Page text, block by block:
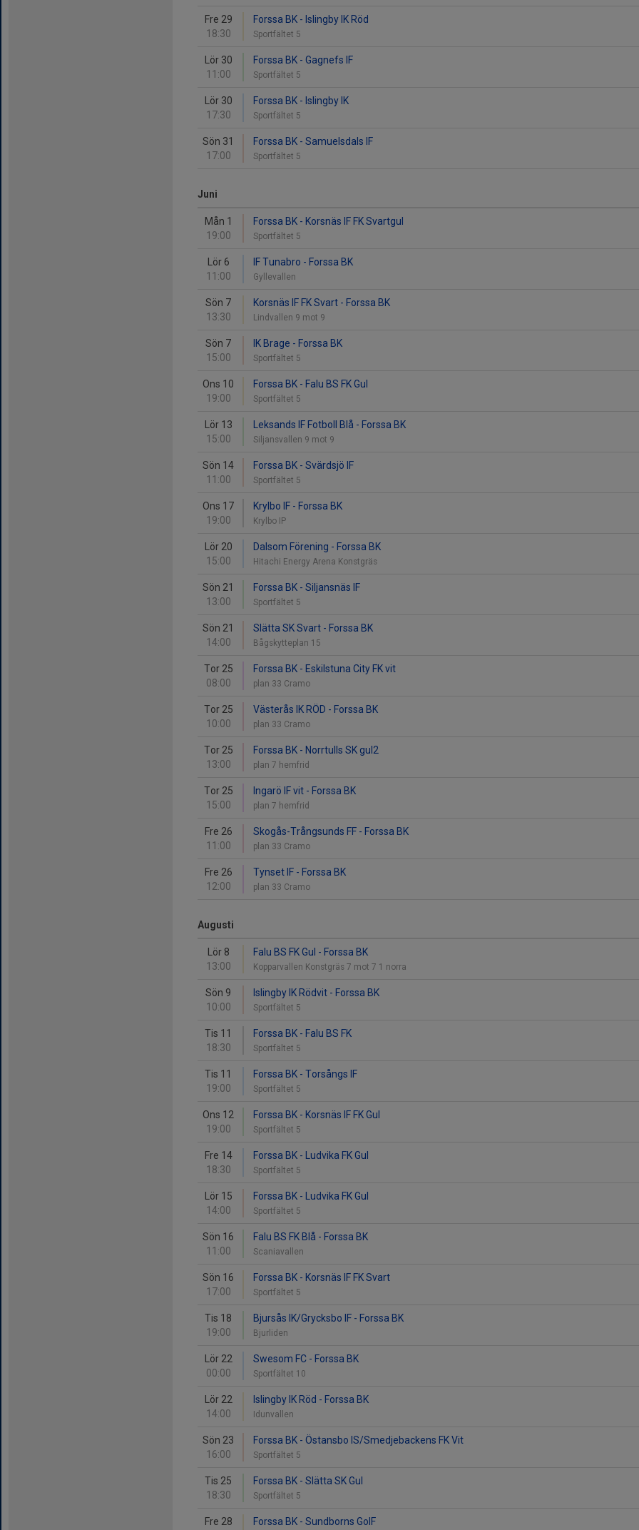
Fre 29
18:30
Forssa BK - Islingby IK Röd
Sportfältet 5
Lör 30
11:00
Forssa BK - Gagnefs IF
Sportfältet 5
Lör 30
17:30
Forssa BK - Islingby IK
Sportfältet 5
Sön 31
17:00
Forssa BK - Samuelsdals IF
Sportfältet 5
Juni
Mån 1
19:00
Forssa BK - Korsnäs IF FK Svartgul
Sportfältet 5
Lör 6
11:00
IF Tunabro - Forssa BK
Gyllevallen
Sön 7
13:30
Korsnäs IF FK Svart - Forssa BK
Lindvallen 9 mot 9
Sön 7
15:00
IK Brage - Forssa BK
Sportfältet 5
Ons 10
19:00
Forssa BK - Falu BS FK Gul
Sportfältet 5
Lör 13
15:00
Leksands IF Fotboll Blå - Forssa BK
Siljansvallen 9 mot 9
Sön 14
11:00
Forssa BK - Svärdsjö IF
Sportfältet 5
Ons 17
19:00
Krylbo IF - Forssa BK
Krylbo IP
Lör 20
15:00
Dalsom Förening - Forssa BK
Hitachi Energy Arena Konstgräs
Sön 21
13:00
Forssa BK - Siljansnäs IF
Sportfältet 5
Sön 21
14:00
Slätta SK Svart - Forssa BK
Bågskytteplan 15
Tor 25
08:00
Forssa BK - Eskilstuna City FK vit
plan 33 Cramo
Tor 25
10:00
Västerås IK RÖD - Forssa BK
plan 33 Cramo
Tor 25
13:00
Forssa BK - Norrtulls SK gul2
plan 7 hemfrid
Tor 25
15:00
Ingarö IF vit - Forssa BK
plan 7 hemfrid
Fre 26
11:00
Skogås-Trångsunds FF - Forssa BK
plan 33 Cramo
Fre 26
12:00
Tynset IF - Forssa BK
plan 33 Cramo
Augusti
Lör 8
13:00
Falu BS FK Gul - Forssa BK
Kopparvallen Konstgräs 7 mot 7 1 norra
Sön 9
10:00
Islingby IK Rödvit - Forssa BK
Sportfältet 5
Tis 11
18:30
Forssa BK - Falu BS FK
Sportfältet 5
Tis 11
19:00
Forssa BK - Torsångs IF
Sportfältet 5
Ons 12
19:00
Forssa BK - Korsnäs IF FK Gul
Sportfältet 5
Fre 14
18:30
Forssa BK - Ludvika FK Gul
Sportfältet 5
Lör 15
14:00
Forssa BK - Ludvika FK Gul
Sportfältet 5
Sön 16
11:00
Falu BS FK Blå - Forssa BK
Scaniavallen
Sön 16
17:00
Forssa BK - Korsnäs IF FK Svart
Sportfältet 5
Tis 18
19:00
Bjursås IK/Grycksbo IF - Forssa BK
Bjurliden
Lör 22
00:00
Swesom FC - Forssa BK
Sportfältet 10
Lör 22
14:00
Islingby IK Röd - Forssa BK
Idunvallen
Sön 23
16:00
Forssa BK - Östansbo IS/Smedjebackens FK Vit
Sportfältet 5
Tis 25
18:30
Forssa BK - Slätta SK Gul
Sportfältet 5
Fre 28 Forssa BK - Sundborns GoIF